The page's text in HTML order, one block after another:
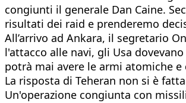
congiunti il generale Dan Caine.
risultati dei raid e prenderemo
All’arrivo ad Ankara, il segretario
l'attacco alle navi, gli Usa
potrà mai avere le armi atomiche
La risposta di Teheran non si è
Un'operazione congiunta con